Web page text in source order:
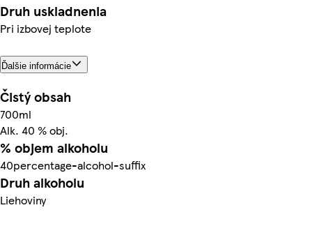
Druh uskladnenia
Pri izbovej teplote
Ďalšie informácie
Čistý obsah
700ml
Alk. 40 % obj.
% objem alkoholu
40percentage-alcohol-suffix
Druh alkoholu
Liehoviny